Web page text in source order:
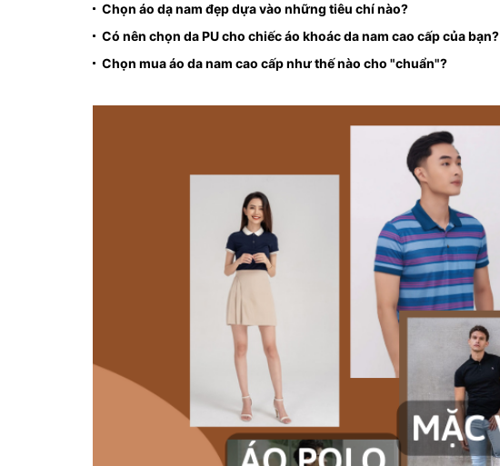
Chọn áo dạ nam đẹp dựa vào những tiêu chí nào?
Có nên chọn da PU cho chiếc áo khoác da nam cao cấp của bạn?
Chọn mua áo da nam cao cấp như thế nào cho "chuẩn"?